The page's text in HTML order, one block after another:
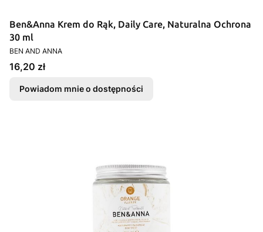
Ben&Anna Krem do Rąk, Daily Care, Naturalna Ochrona
30 ml
PRODUCENT
BEN AND ANNA
Cena
16,20 zł
Powiadom mnie o dostępności